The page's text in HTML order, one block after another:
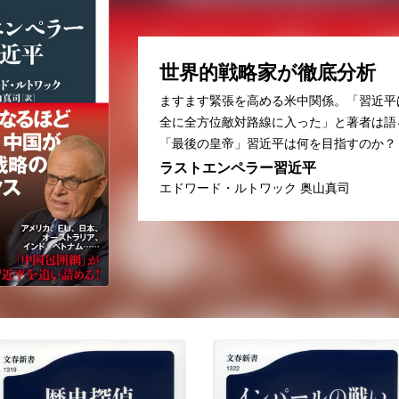
世界的戦略家が徹底分析
ますます緊張を高める米中関係。「習近
全に全方位敵対路線に入った」と著者は語
「最後の皇帝」習近平は何を目指すのか？
ラストエンペラー習近平
エドワード・ルトワック 奥山真司